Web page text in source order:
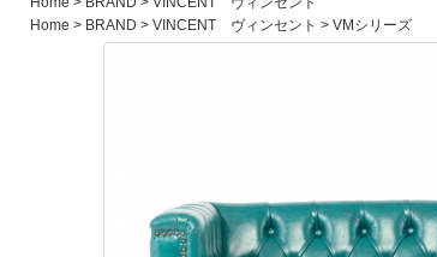
Home > BRAND > VINCENT ヴィンセント > VMシリーズ